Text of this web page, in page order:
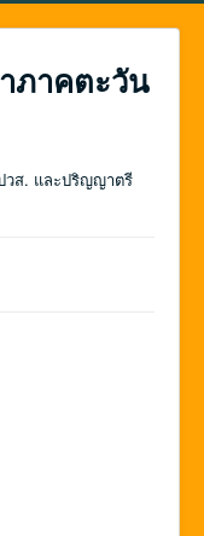
ภาคตะวัน
วส. และปริญญาตรี